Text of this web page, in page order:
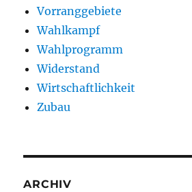
Vorranggebiete
Wahlkampf
Wahlprogramm
Widerstand
Wirtschaftlichkeit
Zubau
ARCHIV